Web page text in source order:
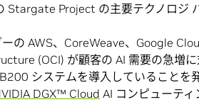
Stargate Project の主要テクノロジ
ーの AWS、CoreWeave、Google
(OCI) が顧客の AI 需要の急増
システムを導入していることを
DGX™ Cloud AI コンピューテ